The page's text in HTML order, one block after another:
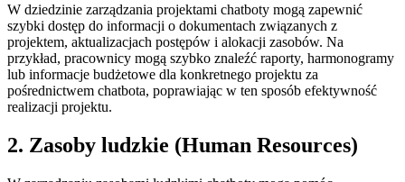
W dziedzinie zarządzania projektami chatboty mogą zapewnić
szybki dostęp do informacji o dokumentach związanych z
projektem, aktualizacjach postępów i alokacji zasobów. Na
przykład, pracownicy mogą szybko znaleźć raporty, harmonogramy
lub informacje budżetowe dla konkretnego projektu za
pośrednictwem chatbota, poprawiając w ten sposób efektywność
realizacji projektu.
2. Zasoby ludzkie (Human Resources)